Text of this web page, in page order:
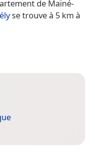
de Maïné-
se trouve à 5 km à